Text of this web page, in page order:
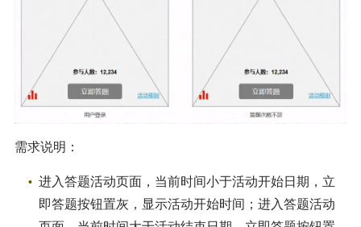
需求说明：
进入答题活动页面，当前时间小于活动开始日期，立
即答题按钮置灰，显示活动开始时间；进入答题活动